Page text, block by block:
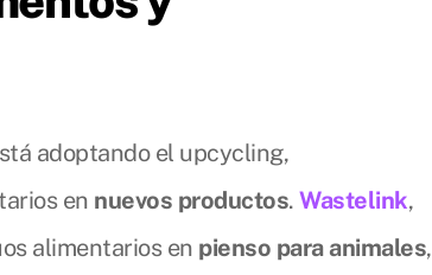
adoptando el upcycling,
en nuevos productos.Wastelink,
alimentarios en pienso para animales,